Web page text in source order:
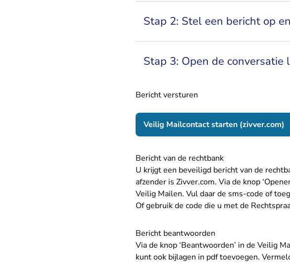
Stap 2: Stel een bericht op
Stap 3: Open de conversatie
Bericht versturen
Veilig Mailcontact starten (zivver.com)
Bericht van de rechtbank
U krijgt een beveiligd bericht van de
afzender is Zivver.com. Via de knop
Veilig Mailen. Vul daar de sms-code of
Of gebruik de code die u met de
Bericht beantwoorden
Via de knop ‘Beantwoorden’ in de Veilig
kunt ook bijlagen in pdf toevoegen.